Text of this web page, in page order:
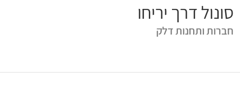
סונול דרך יריחו
חברות ותחנות דלק